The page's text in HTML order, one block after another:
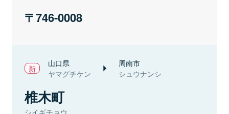
746-0008
山口県
ヤマグチケン
周南市
シュウナンシ
椎木町
シイギチョウ